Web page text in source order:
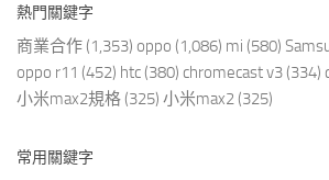
熱門關鍵字
商業合作 (1,353) oppo (1,086) mi (580)
oppo r11 (452) htc (380) chromecast v3 (334)
小米max2規格 (325) 小米max2 (325)
常用關鍵字